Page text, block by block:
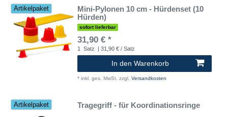
Artikelpaket
Mini-Pylonen 10 cm - Hürdenset (10
Hürden)
sofort lieferbar
31,90 € *
1 Satz | 31,90 € / Satz
In den Warenkorb
* inkl. ges. MwSt. zzgl. Versandkosten
Artikelpaket Tragegriff - für Koordinationsringe